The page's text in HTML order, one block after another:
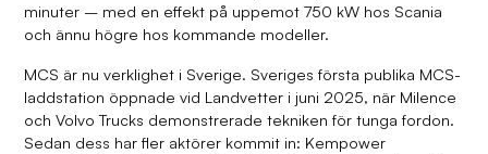
minuter – med en effekt på uppemot 750 kW hos Scania
och ännu högre hos kommande modeller.
MCS är nu verklighet i Sverige. Sveriges första publika MCS-
laddstation öppnade vid Landvetter i juni 2025, när Milence
och Volvo Trucks demonstrerade tekniken för tunga fordon.
Sedan dess har fler aktörer kommit in: Kempower